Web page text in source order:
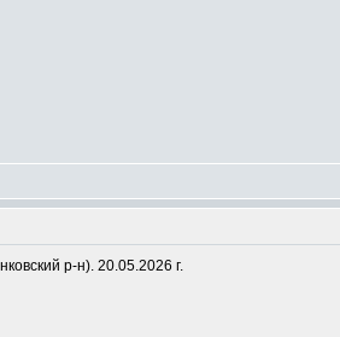
р-н). 20.05.2026 г.